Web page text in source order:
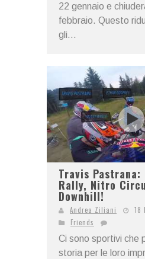
22 gennaio e
febbraio. Questo
gli...
Travis Pastrana:
Rally, Nitro
Downhill!
Andrea Ziliani
18
Friends
Ci sono sportivi che
storia per le loro